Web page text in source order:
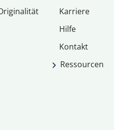
Karriere
Hilfe
Kontakt
Ressourcen